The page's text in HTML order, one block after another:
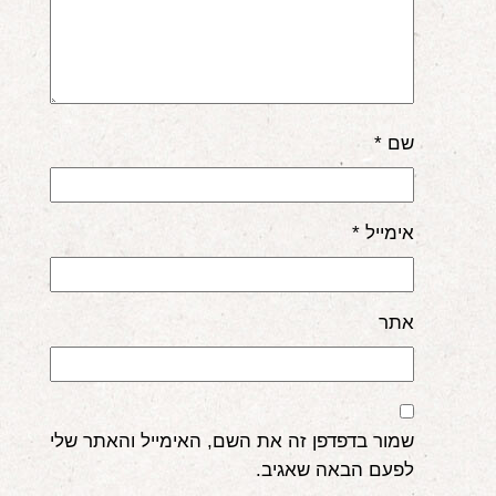
שם *
אימייל *
אתר
שמור בדפדפן זה את השם, האימייל והאתר שלי
לפעם הבאה שאגיב.